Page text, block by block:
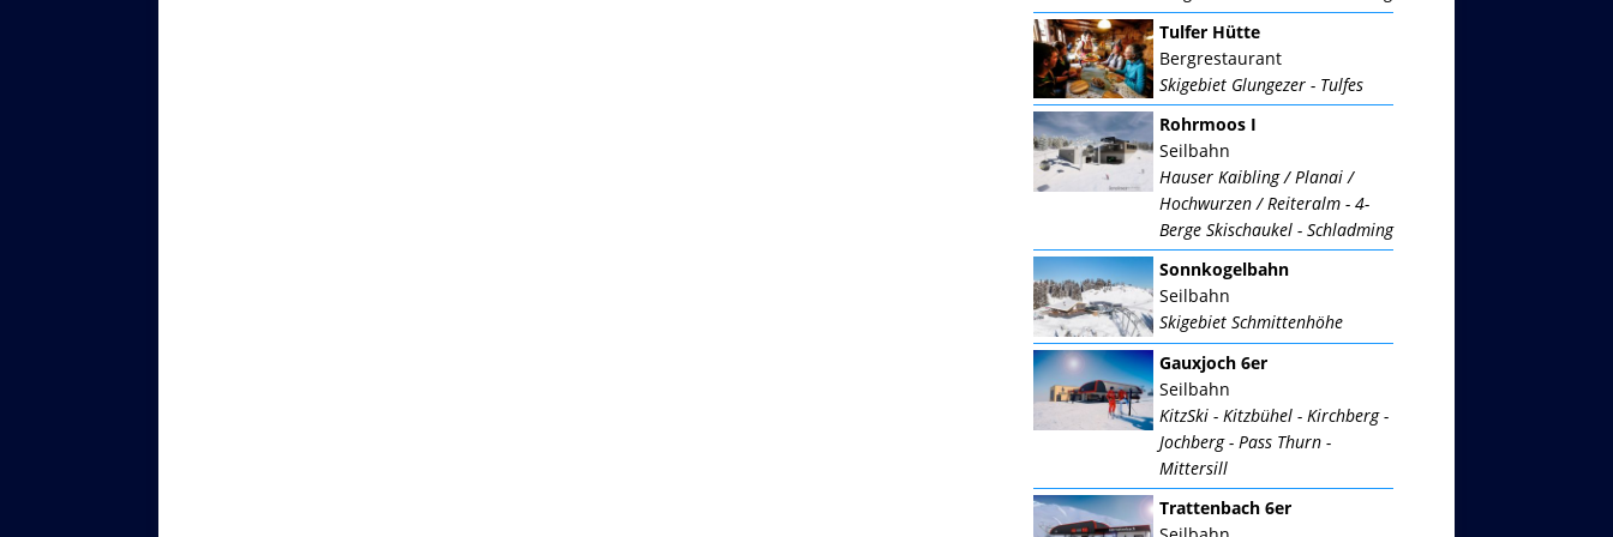
Tulfer Hütte
Bergrestaurant
Skigebiet Glungezer - Tulfes
Rohrmoos I
Seilbahn
Hauser Kaibling / Planai /
Hochwurzen / Reiteralm - 4-
Berge Skischaukel - Schladming
Sonnkogelbahn
Seilbahn
Skigebiet Schmittenhöhe
Gauxjoch 6er
Seilbahn
KitzSki - Kitzbühel - Kirchberg -
Jochberg - Pass Thurn -
Mittersill
Trattenbach 6er